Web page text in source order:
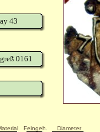
43
0161
Feingeh. Diameter